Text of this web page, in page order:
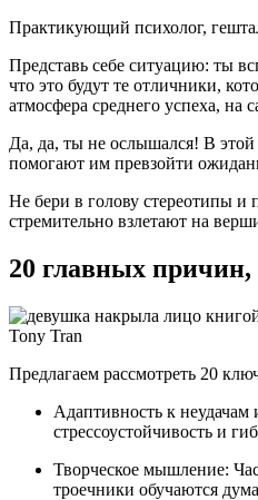
Практикующий психолог,
Представь себе ситуацию: ты
что это будут те отличники,
атмосфера среднего успеха, на
Да, да, ты не ослышался! В этой
помогают им превзойти
Не бери в голову стереотипы и
стремительно взлетают на
20 главных
Tony Tran
Предлагаем рассмотреть 20
Адаптивность к
стрессоустойчивость и
Творческое мышление:
троечники обучаются